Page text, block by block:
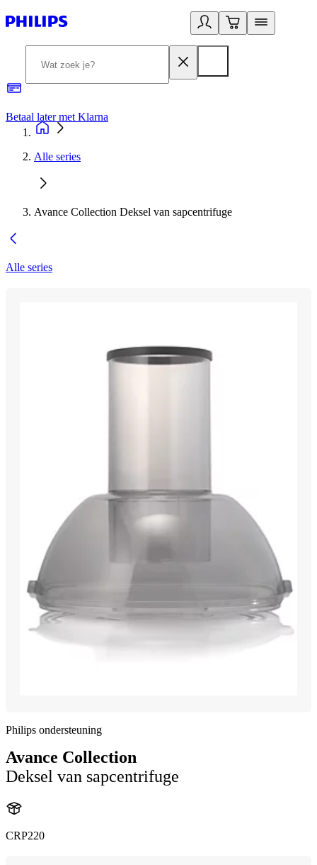
Betaal later met Klarna
Alle series
Avance Collection Deksel van sapcentrifuge
Alle series
Philips ondersteuning
Avance Collection
Deksel van sapcentrifuge
CRP220